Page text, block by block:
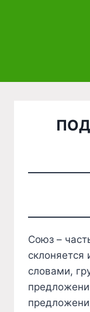
Союз –
склоняется
словами,